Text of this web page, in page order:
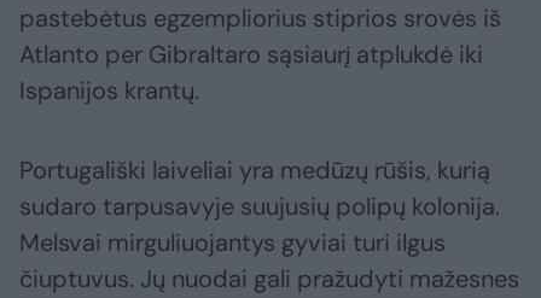
pastebėtus egzempliorius stiprios srovės iš
Atlanto per Gibraltaro sąsiaurį atplukdė iki
Ispanijos krantų.
Portugališki laiveliai yra medūzų rūšis, kurią
sudaro tarpusavyje suujusių polipų kolonija.
Melsvai mirguliuojantys gyviai turi ilgus
čiuptuvus. Jų nuodai gali pražudyti mažesnes